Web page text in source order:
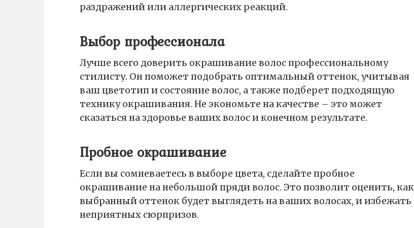
раздражений или аллергических реакций.
Выбор профессионала
Лучше всего доверить окрашивание волос профессиональному
стилисту. Он поможет подобрать оптимальный оттенок, учитывая
ваш цветотип и состояние волос, а также подберет подходящую
технику окрашивания. Не экономьте на качестве – это может
сказаться на здоровье ваших волос и конечном результате.
Пробное окрашивание
Если вы сомневаетесь в выборе цвета, сделайте пробное
окрашивание на небольшой пряди волос. Это позволит оценить, как
выбранный оттенок будет выглядеть на ваших волосах, и избежать
неприятных сюрпризов.